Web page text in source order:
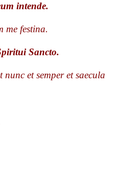
intende.
me festina.
Sancto.
et semper et saecula